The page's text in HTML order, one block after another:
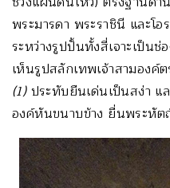
พระมารดา พระราชินี และโ
ระหว่างรูปปั้นทั้งสี่เจาะเป็นช่
เห็นรูปสลักเทพเจ้าสามองค์
(1)ประทับยืนเด่นเป็นสง่า แ
องค์หันขนาบข้าง ยื่นพระหัต